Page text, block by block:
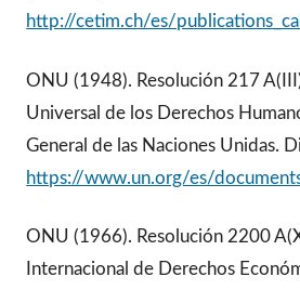
http://cetim.ch/es/
ONU (1948). Resolución 217
Universal de los Derechos
General de las Naciones Unidas.
https://www.un.org/es/
ONU (1966). Resolución 2200
Internacional de Derechos